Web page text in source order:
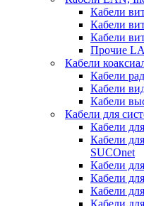
Кабели
Кабели
Кабели
Прочие
Кабели
Кабели
Кабели
Кабели
Кабели для
Кабели
Кабели
SUCOnet
Кабели
Кабели
Кабели
Кабели